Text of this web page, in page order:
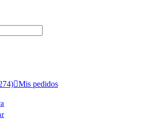
Mis pedidos